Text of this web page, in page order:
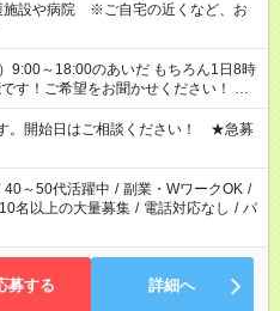
施設や病院 ※ご自宅の近くなど、お
9:00～18:00のあいだ もちろん1日8時
す！ご希望をお聞かせください！ ※
必要です
。開始日はご相談ください！ ★急募
40～50代活躍中 / 副業・WワークOK /
10名以上の大量募集 / 電話対応なし / パ
募する 詳細へ